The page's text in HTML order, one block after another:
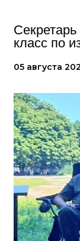
класс по
05 августа